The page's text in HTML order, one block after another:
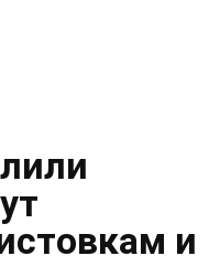
и